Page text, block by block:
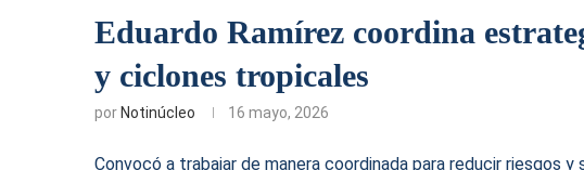
Eduardo Ramírez coordina
y ciclones tropicales
por Notinúcleo 16 mayo, 2026
Convocó a trabajar de manera coordinada para reducir riesgos y